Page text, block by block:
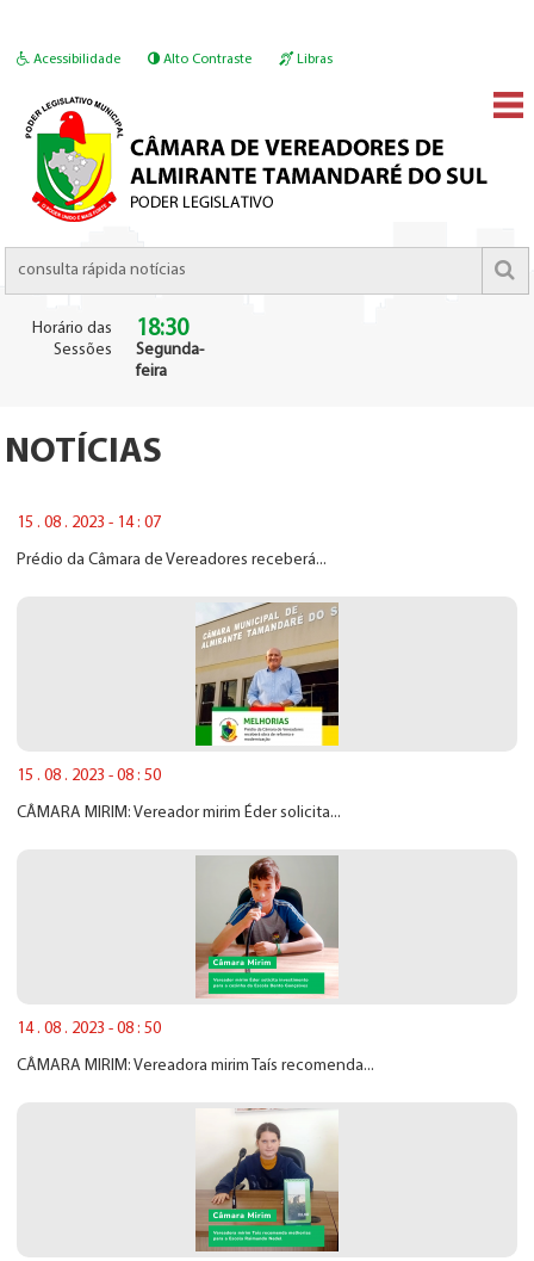
Acessibilidade Alto Contraste Libras
Horário das
Sessões
18:30
Segunda-
feira
NOTÍCIAS
15 . 08 . 2023 - 14 : 07
Prédio da Câmara de Vereadores receberá...
15 . 08 . 2023 - 08 : 50
CÂMARA MIRIM: Vereador mirim Éder solicita...
14 . 08 . 2023 - 08 : 50
CÂMARA MIRIM: Vereadora mirim Taís recomenda...